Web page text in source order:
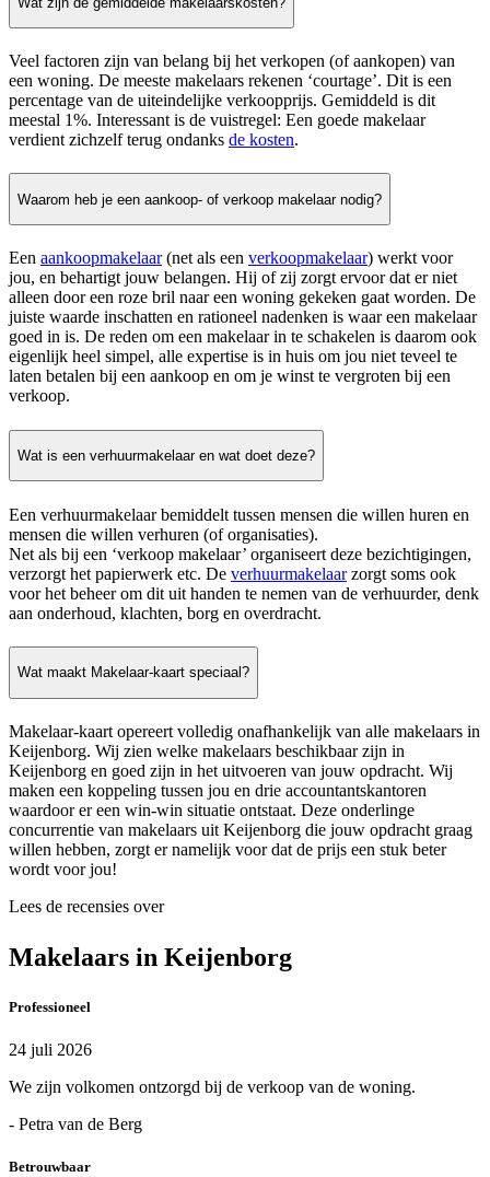
Veel factoren zijn van belang bij het verkopen (of aankopen) van
een woning. De meeste makelaars rekenen ‘courtage’. Dit is een
percentage van de uiteindelijke verkoopprijs. Gemiddeld is dit
meestal 1%. Interessant is de vuistregel: Een goede makelaar
verdient zichzelf terug ondanks de kosten.
Waarom heb je een aankoop- of verkoop makelaar nodig?
Een aankoopmakelaar(net als een verkoopmakelaar) werkt voor
jou, en behartigt jouw belangen. Hij of zij zorgt ervoor dat er niet
alleen door een roze bril naar een woning gekeken gaat worden. De
juiste waarde inschatten en rationeel nadenken is waar een makelaar
goed in is. De reden om een makelaar in te schakelen is daarom ook
eigenlijk heel simpel, alle expertise is in huis om jou niet teveel te
laten betalen bij een aankoop en om je winst te vergroten bij een
verkoop.
Wat is een verhuurmakelaar en wat doet deze?
Een verhuurmakelaar bemiddelt tussen mensen die willen huren en
mensen die willen verhuren (of organisaties).
Net als bij een ‘verkoop makelaar’ organiseert deze bezichtigingen,
verzorgt het papierwerk etc. De verhuurmakelaarzorgt soms ook
voor het beheer om dit uit handen te nemen van de verhuurder, denk
aan onderhoud, klachten, borg en overdracht.
Wat maakt Makelaar-kaart speciaal?
Makelaar-kaart opereert volledig onafhankelijk van alle makelaars in
Keijenborg. Wij zien welke makelaars beschikbaar zijn in
Keijenborg en goed zijn in het uitvoeren van jouw opdracht. Wij
maken een koppeling tussen jou en drie accountantskantoren
waardoor er een win-win situatie ontstaat. Deze onderlinge
concurrentie van makelaars uit Keijenborg die jouw opdracht graag
willen hebben, zorgt er namelijk voor dat de prijs een stuk beter
wordt voor jou!
Lees de recensies over
Makelaars in Keijenborg
Professioneel
24 juli 2026
We zijn volkomen ontzorgd bij de verkoop van de woning.
- Petra van de Berg
Betrouwbaar